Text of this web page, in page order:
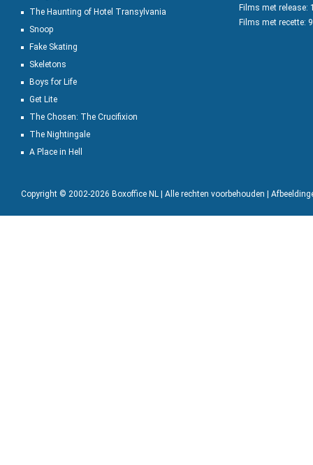
The Haunting of Hotel Transylvania
Snoop
Fake Skating
Skeletons
Boys for Life
Get Lite
The Chosen: The Crucifixion
The Nightingale
A Place in Hell
Films met release:
Films met recette:
Copyright © 2002-2026 Boxoffice NL | Alle rechten voorbehouden |